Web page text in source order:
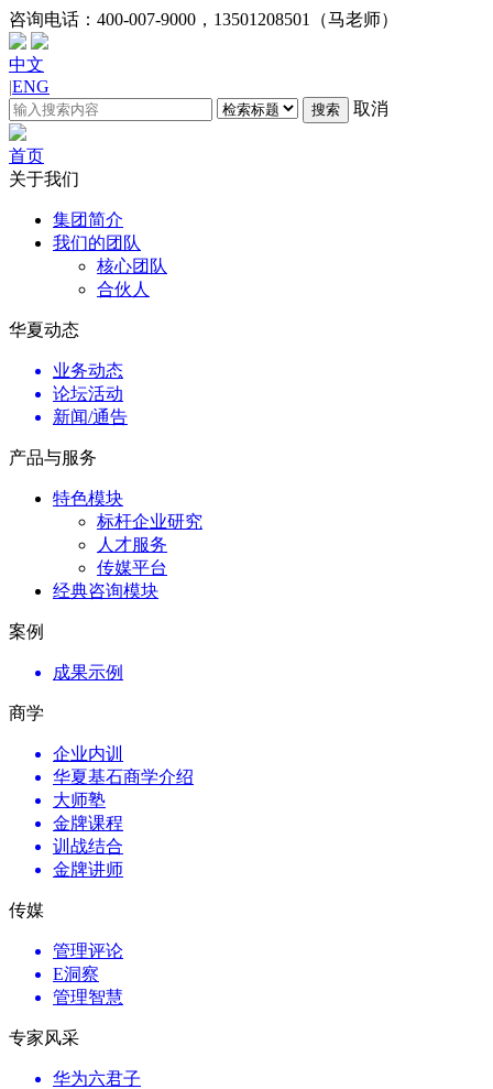
咨询电话： 400-007-9000，13501208501（马老师）
中文
|ENG
搜索 取消
首页
关于我们
集团简介
我们的团队
核心团队
合伙人
华夏动态
业务动态
论坛活动
新闻/通告
产品与服务
特色模块
标杆企业研究
人才服务
传媒平台
经典咨询模块
案例
成果示例
商学
企业内训
华夏基石商学介绍
大师塾
金牌课程
训战结合
金牌讲师
传媒
管理评论
E洞察
管理智慧
专家风采
华为六君子